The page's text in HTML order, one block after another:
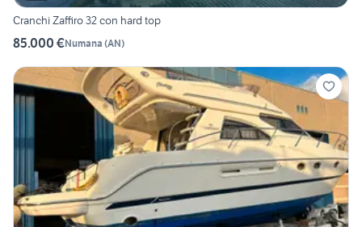
Cranchi Zaffiro 32 con hard top
85.000 €Numana (AN)